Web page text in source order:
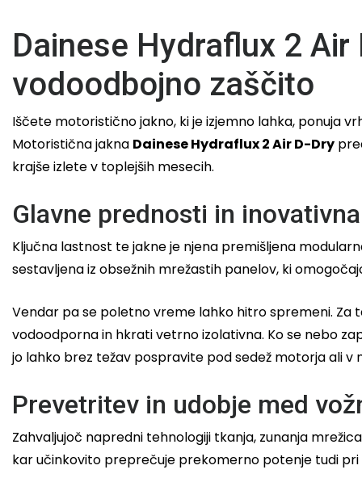
Dainese Hydraflux 2
vodoodbojno zaščito
Iščete motoristično jakno, ki je izjemno lahka, ponuja
Motoristična jakna Dainese Hydraflux 2 Air D-Dry
krajše izlete v toplejših mesecih.
Glavne prednosti in
Ključna lastnost te jakne je njena premišljena
sestavljena iz obsežnih mrežastih panelov, ki
Vendar pa se poletno vreme lahko hitro spremeni.
vodoodporna in hkrati vetrno izolativna. Ko se nebo
jo lahko brez težav pospravite pod sedež motorja ali v
Prevetritev in udobje med
Zahvaljujoč napredni tehnologiji tkanja, zunanja
kar učinkovito preprečuje prekomerno potenje tudi pri